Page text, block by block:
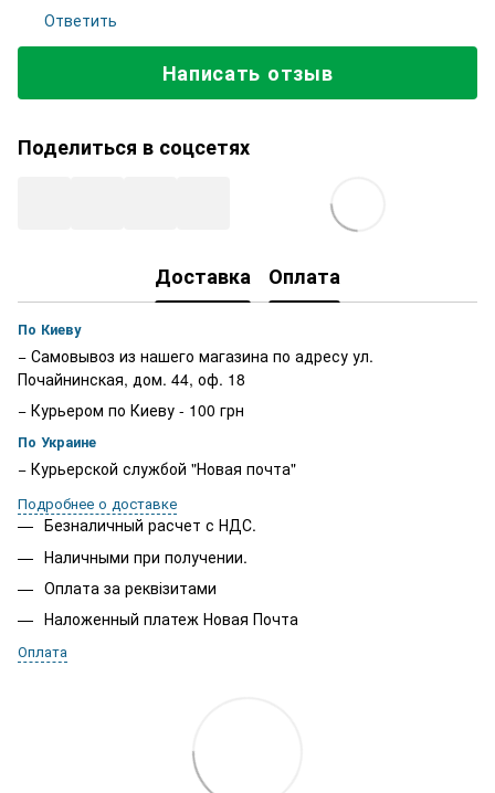
Ответить
Написать отзыв
Поделиться в соцсетях
Доставка Оплата
По Киеву
− Самовывоз из нашего магазина по адресу ул.
Почайнинская, дом. 44, оф. 18
− Курьером по Киеву - 100 грн
По Украине
− Курьерской службой "Новая почта"
Подробнее о доставке
Безналичный расчет с НДС.
Наличными при получении.
Оплата за реквізитами
Наложенный платеж Новая Почта
Оплата